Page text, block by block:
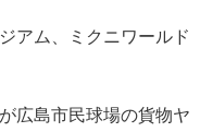
アム、ミクニワールド
広島市民球場の貨物ヤ